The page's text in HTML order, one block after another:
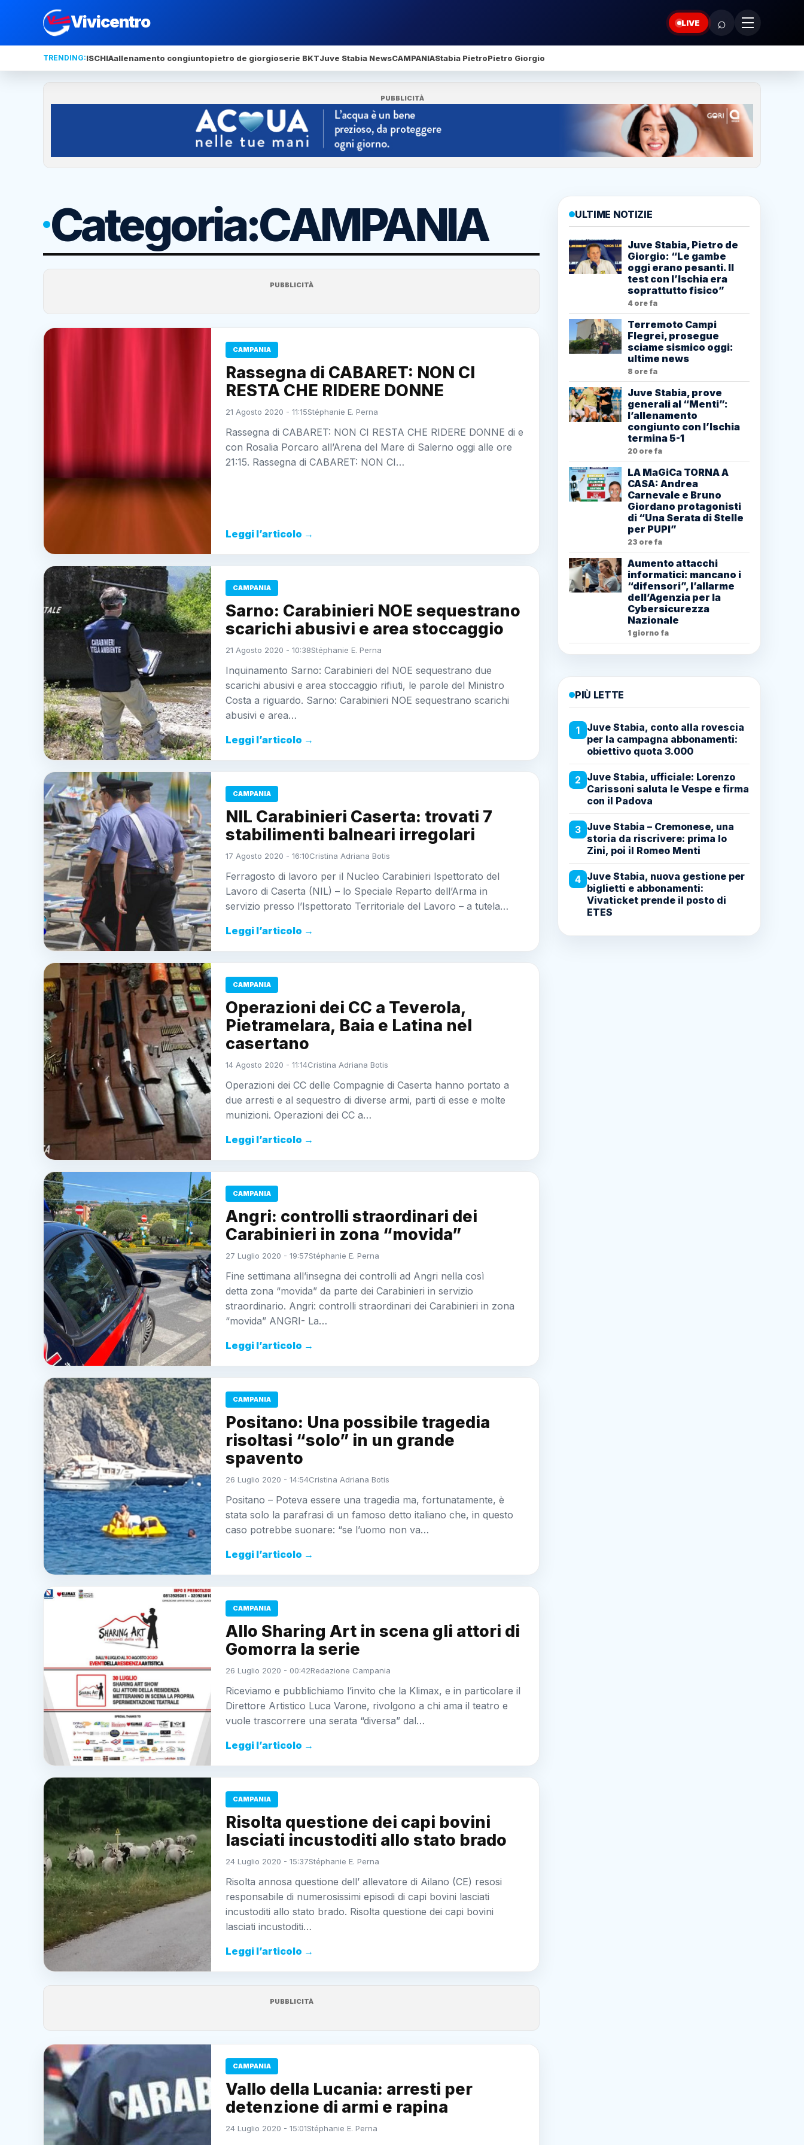
Vivicentro LIVE ⌕
TRENDING:ISCHIAallenamento congiuntopietro de giorgioserie BKTJuve Stabia NewsCAMPANIAStabia PietroPietro Giorgio
PUBBLICITÀ
Categoria:CAMPANIA
PUBBLICITÀ
CAMPANIA
Rassegna di CABARET: NON CI
RESTA CHE RIDERE DONNE
21 Agosto 2020 - 11:15Stéphanie E. Perna
Rassegna di CABARET: NON CI RESTA CHE RIDERE DONNE di e
con Rosalia Porcaro all’Arena del Mare di Salerno oggi alle ore
21:15. Rassegna di CABARET: NON CI…
Leggi l’articolo →
CAMPANIA
Sarno: Carabinieri NOE sequestrano
scarichi abusivi e area stoccaggio
21 Agosto 2020 - 10:38Stéphanie E. Perna
Inquinamento Sarno: Carabinieri del NOE sequestrano due
scarichi abusivi e area stoccaggio rifiuti, le parole del Ministro
Costa a riguardo. Sarno: Carabinieri NOE sequestrano scarichi
abusivi e area…
Leggi l’articolo →
CAMPANIA
NIL Carabinieri Caserta: trovati 7
stabilimenti balneari irregolari
17 Agosto 2020 - 16:10Cristina Adriana Botis
Ferragosto di lavoro per il Nucleo Carabinieri Ispettorato del
Lavoro di Caserta (NIL) – lo Speciale Reparto dell’Arma in
servizio presso l’Ispettorato Territoriale del Lavoro – a tutela…
Leggi l’articolo →
CAMPANIA
Operazioni dei CC a Teverola,
Pietramelara, Baia e Latina nel
casertano
14 Agosto 2020 - 11:14Cristina Adriana Botis
Operazioni dei CC delle Compagnie di Caserta hanno portato a
due arresti e al sequestro di diverse armi, parti di esse e molte
munizioni. Operazioni dei CC a…
Leggi l’articolo →
CAMPANIA
Angri: controlli straordinari dei
Carabinieri in zona “movida”
27 Luglio 2020 - 19:57Stéphanie E. Perna
Fine settimana all’insegna dei controlli ad Angri nella così
detta zona “movida” da parte dei Carabinieri in servizio
straordinario. Angri: controlli straordinari dei Carabinieri in zona
“movida” ANGRI- La…
Leggi l’articolo →
CAMPANIA
Positano: Una possibile tragedia
risoltasi “solo” in un grande
spavento
26 Luglio 2020 - 14:54Cristina Adriana Botis
Positano – Poteva essere una tragedia ma, fortunatamente, è
stata solo la parafrasi di un famoso detto italiano che, in questo
caso potrebbe suonare: “se l’uomo non va…
Leggi l’articolo →
CAMPANIA
Allo Sharing Art in scena gli attori di
Gomorra la serie
26 Luglio 2020 - 00:42Redazione Campania
Riceviamo e pubblichiamo l’invito che la Klimax, e in particolare il
Direttore Artistico Luca Varone, rivolgono a chi ama il teatro e
vuole trascorrere una serata “diversa” dal…
Leggi l’articolo →
CAMPANIA
Risolta questione dei capi bovini
lasciati incustoditi allo stato brado
24 Luglio 2020 - 15:37Stéphanie E. Perna
Risolta annosa questione dell’ allevatore di Ailano (CE) resosi
responsabile di numerosissimi episodi di capi bovini lasciati
incustoditi allo stato brado. Risolta questione dei capi bovini
lasciati incustoditi…
Leggi l’articolo →
PUBBLICITÀ
CAMPANIA
Vallo della Lucania: arresti per
detenzione di armi e rapina
24 Luglio 2020 - 15:01Stéphanie E. Perna
ULTIME NOTIZIE
Juve Stabia, Pietro de
Giorgio: “Le gambe
oggi erano pesanti. Il
test con l’Ischia era
soprattutto fisico”
4 ore fa
Terremoto Campi
Flegrei, prosegue
sciame sismico oggi:
ultime news
8 ore fa
Juve Stabia, prove
generali al “Menti”:
l’allenamento
congiunto con l’Ischia
termina 5-1
20 ore fa
LA MaGiCa TORNA A
CASA: Andrea
Carnevale e Bruno
Giordano protagonisti
di “Una Serata di Stelle
per PUPI”
23 ore fa
Aumento attacchi
informatici: mancano i
“difensori”, l’allarme
dell’Agenzia per la
Cybersicurezza
Nazionale
1 giorno fa
PIÙ LETTE
1
Juve Stabia, conto alla rovescia
per la campagna abbonamenti:
obiettivo quota 3.000
2 Juve Stabia, ufficiale: Lorenzo
Carissoni saluta le Vespe e firma
con il Padova
3 Juve Stabia – Cremonese, una
storia da riscrivere: prima lo
Zini, poi il Romeo Menti
4 Juve Stabia, nuova gestione per
biglietti e abbonamenti:
Vivaticket prende il posto di
ETES